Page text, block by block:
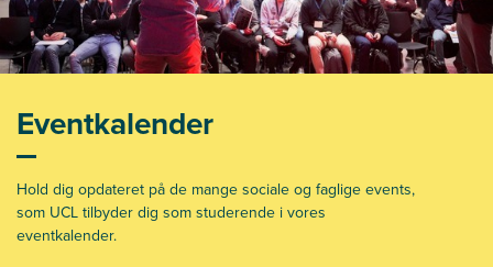
Eventkalender
Hold dig opdateret på de mange sociale og faglige events,
som UCL tilbyder dig som studerende i vores
eventkalender.